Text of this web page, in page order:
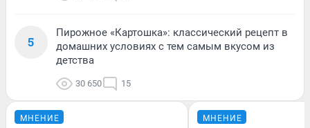
5
Пирожное «Картошка»: классический рецепт в
домашних условиях с тем самым вкусом из
детства
30 650 15
МНЕНИЕ МНЕНИЕ